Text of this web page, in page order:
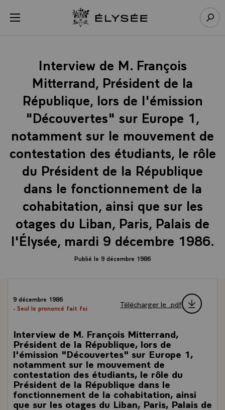
menu Retour à l’accueil Élysée
Interview de M. François
Mitterrand, Président de la
République, lors de l'émission
"Découvertes" sur Europe 1,
notamment sur le mouvement de
contestation des étudiants, le rôle
du Président de la République
dans le fonctionnement de la
cohabitation, ainsi que sur les
otages du Liban, Paris, Palais de
l'Élysée, mardi 9 décembre 1986.
Publié le 9 décembre 1986
9 décembre 1986
- Seul le prononcé fait foi
Télécharger le .pdf
Interview de M. François Mitterrand,
Président de la République, lors de
l'émission "Découvertes" sur Europe 1,
notamment sur le mouvement de
contestation des étudiants, le rôle du
Président de la République dans le
fonctionnement de la cohabitation, ainsi
que sur les otages du Liban, Paris, Palais de
Panneau de gestion des cookies